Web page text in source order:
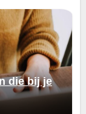
die bij je